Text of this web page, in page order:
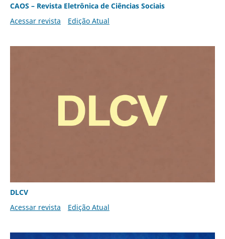
CAOS – Revista Eletrônica de Ciências Sociais
Acessar revista
Edição Atual
DLCV
Acessar revista
Edição Atual